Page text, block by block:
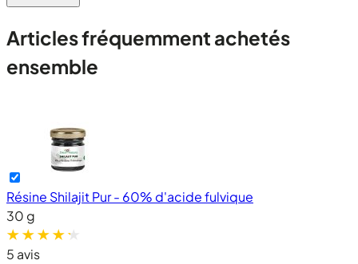
Articles fréquemment achetés
ensemble
Résine Shilajit Pur - 60% d'acide fulvique
30 g
5 avis